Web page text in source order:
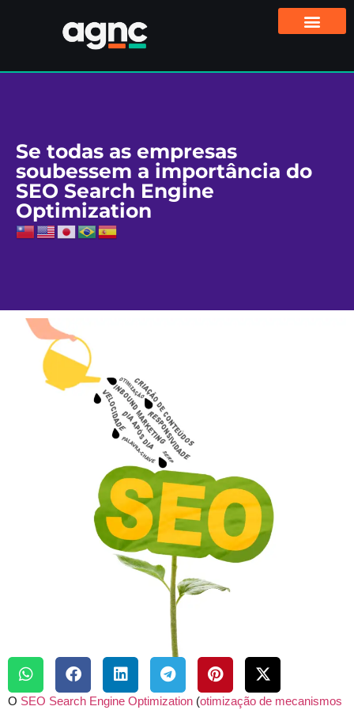
Se todas as empresas
soubessem a importância do
SEO Search Engine
Optimization
O SEO Search Engine Optimization (otimização de mecanismos